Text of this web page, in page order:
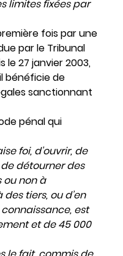
limites fixées par
fois par une
par le Tribunal
le 27 janvier 2003,
bénéficie de
sanctionnant
pénal qui
foi, d’ouvrir, de
détourner des
non à
tiers, ou d’en
est
et de 45 000